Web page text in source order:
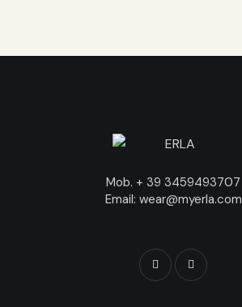
Mob. + 39 3459493707
Email: wear@myerla.com